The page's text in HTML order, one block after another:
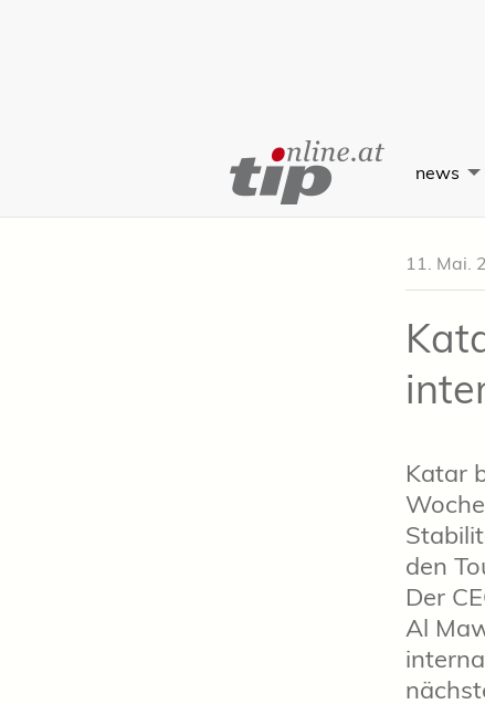
Content
news
11. Mai.
Katar
den
Der
Al